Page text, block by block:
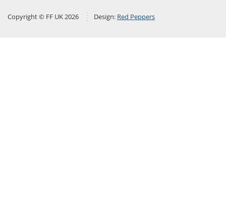
Copyright © FF UK 2026 Design: Red Peppers